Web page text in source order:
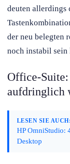
deuten allerdings
der neu belegten
noch instabil sein
Office-
aufdringlich
LESEN SIE AUCH:
HP OmniStudio:
Desktop